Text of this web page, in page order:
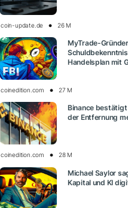
coin-update.de 26 M
MyTrade-
Handelsplan mit
coinedition.com 27 M
Binance
der Entfernung
coinedition.com 28 M
Michael Saylor
Kapital und KI